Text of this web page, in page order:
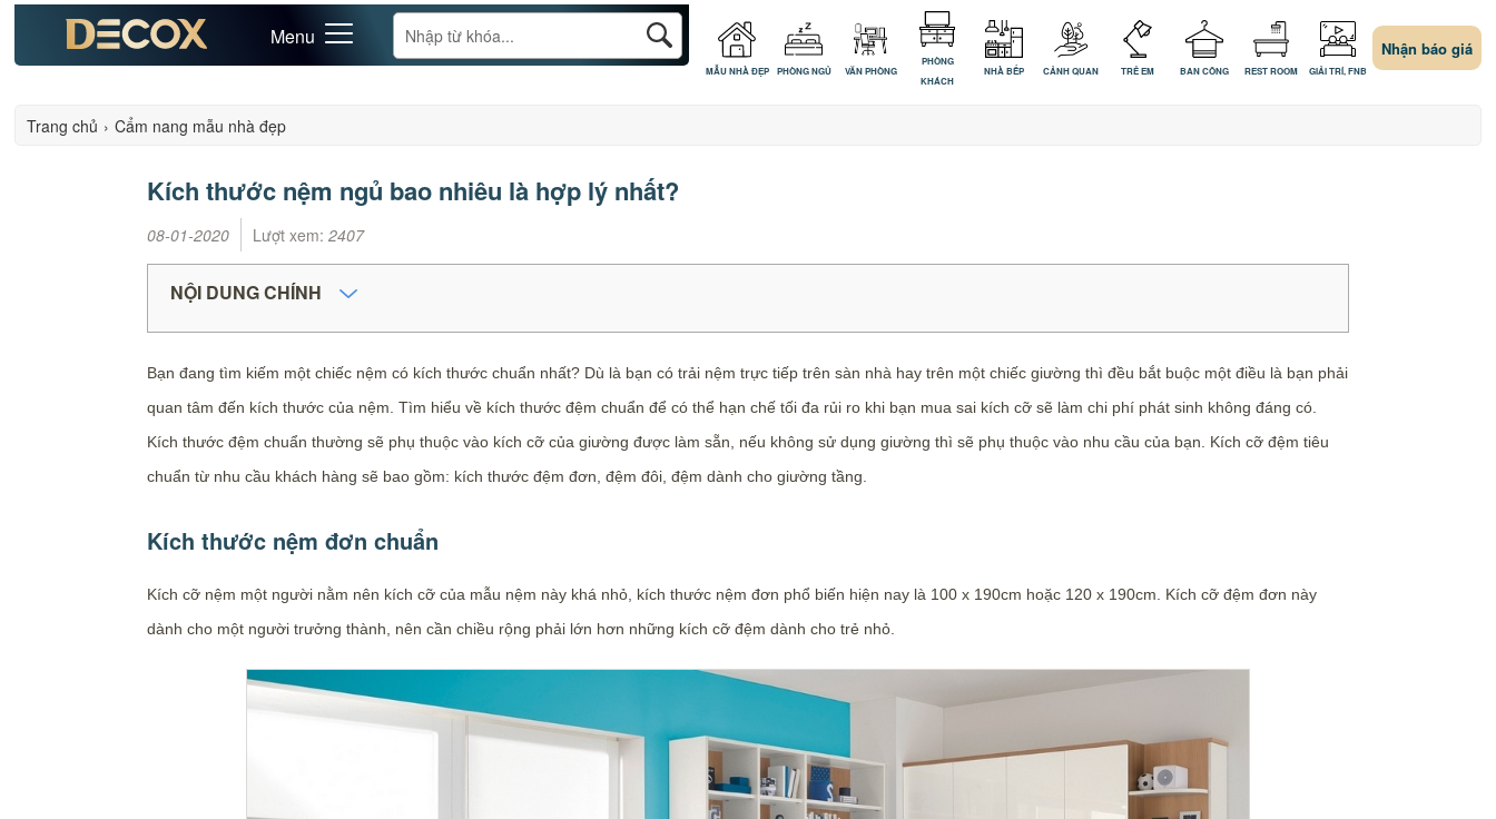
Menu
MẪU NHÀ ĐẸP PHÒNG NGỦ VĂN PHÒNG
PHÒNG
KHÁCH
NHÀ BẾP CẢNH QUAN TRẺ EM BAN CÔNG REST ROOM GIẢI TRÍ, FNB
Nhận báo giá
Trang chủ › Cẩm nang mẫu nhà đẹp
Kích thước nệm ngủ bao nhiêu là hợp lý nhất?
08-01-2020 Lượt xem: 2407
NỘI DUNG CHÍNH
Bạn đang tìm kiếm một chiếc nệm có kích thước chuẩn nhất? Dù là bạn có trải nệm trực tiếp trên sàn nhà hay trên một chiếc giường thì đều bắt buộc một điều là bạn phải
quan tâm đến kích thước của nệm. Tìm hiểu về kích thước đệm chuẩn để có thể hạn chế tối đa rủi ro khi bạn mua sai kích cỡ sẽ làm chi phí phát sinh không đáng có.
Kích thước đệm chuẩn thường sẽ phụ thuộc vào kích cỡ của giường được làm sẵn, nếu không sử dụng giường thì sẽ phụ thuộc vào nhu cầu của bạn. Kích cỡ đệm tiêu
chuẩn từ nhu cầu khách hàng sẽ bao gồm: kích thước đệm đơn, đệm đôi, đệm dành cho giường tầng.
Kích thước nệm đơn chuẩn
Kích cỡ nệm một người nằm nên kích cỡ của mẫu nệm này khá nhỏ, kích thước nệm đơn phổ biến hiện nay là 100 x 190cm hoặc 120 x 190cm. Kích cỡ đệm đơn này
dành cho một người trưởng thành, nên cần chiều rộng phải lớn hơn những kích cỡ đệm dành cho trẻ nhỏ.